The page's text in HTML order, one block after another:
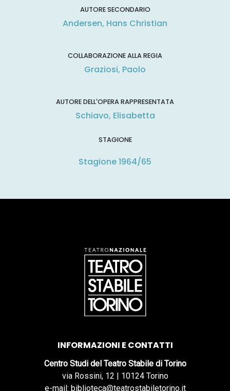
AUTORE SECONDARIO
Andersen, Hans Christian
COLLABORAZIONE ALLA REGIA
Graziosi, Paolo
AUTORE DELL'OPERA RAPPRESENTATA
Schiavo, Elisabetta
STAGIONE
Stagione 1964/65
INFORMAZIONI E CONTATTI
Centro Studi del Teatro Stabile di Torino
via Rossini, 12 | 10124 Torino
e-mail: biblioteca@teatrostabiletorino.it